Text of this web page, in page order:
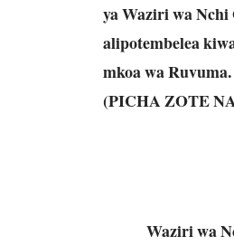
ya Waziri wa
alipotembelea
mkoa wa Ruvuma.
(PICHA ZOTE
Waziri wa